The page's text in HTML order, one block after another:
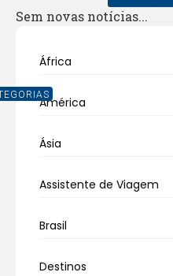
África
América
Ásia
Assistente de Viagem
Brasil
Destinos
Sem novas notícias...